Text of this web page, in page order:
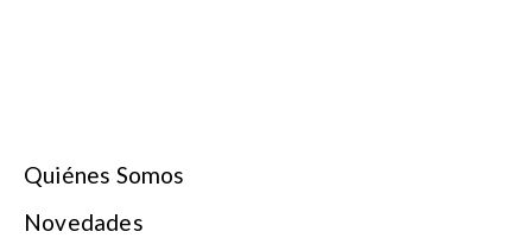
Quiénes Somos
Novedades